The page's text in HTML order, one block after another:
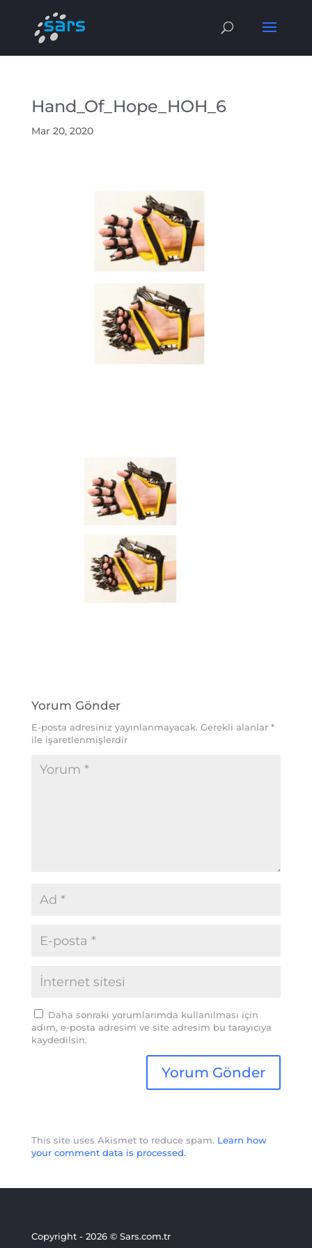
Hand_Of_Hope_HOH_6
Mar 20, 2020
Yorum Gönder
E-posta adresiniz yayınlanmayacak. Gerekli alanlar *
ile işaretlenmişlerdir
Daha sonraki yorumlarımda kullanılması için
adım, e-posta adresim ve site adresim bu tarayıcıya
kaydedilsin.
This site uses Akismet to reduce spam. Learn how
your comment data is processed.
Copyright - 2026 © Sars.com.tr